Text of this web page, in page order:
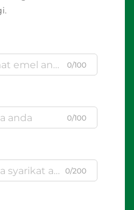
0/100
0/100
0/200